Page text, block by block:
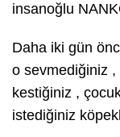
insanoğlu
Daha iki gün
o sevmediğiniz
kestiğiniz ,
istediğiniz